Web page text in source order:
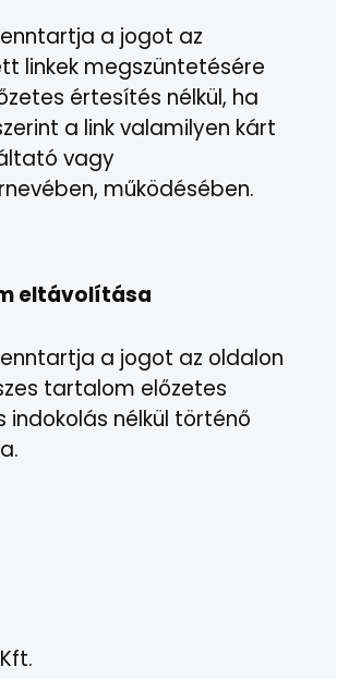
a jogot az
linkek megszüntetésére
értesítés nélkül, ha
a link valamilyen kárt
vagy
működésében.
eltávolítása
a jogot az oldalon
tartalom előzetes
indokolás nélkül történő